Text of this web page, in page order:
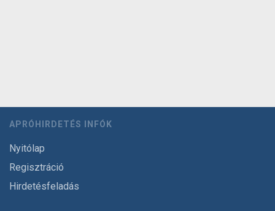
APRÓHIRDETÉS INFÓK
Nyitólap
Regisztráció
Hirdetésfeladás